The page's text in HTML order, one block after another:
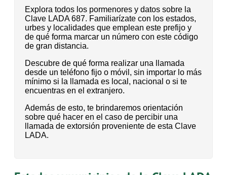
Explora todos los pormenores y datos sobre la
Clave LADA 687. Familiarízate con los estados,
urbes y localidades que emplean este prefijo y
de qué forma marcar un número con este código
de gran distancia.
Descubre de qué forma realizar una llamada
desde un teléfono fijo o móvil, sin importar lo más
mínimo si la llamada es local, nacional o si te
encuentras en el extranjero.
Además de esto, te brindaremos orientación
sobre qué hacer en el caso de percibir una
llamada de extorsión proveniente de esta Clave
LADA.